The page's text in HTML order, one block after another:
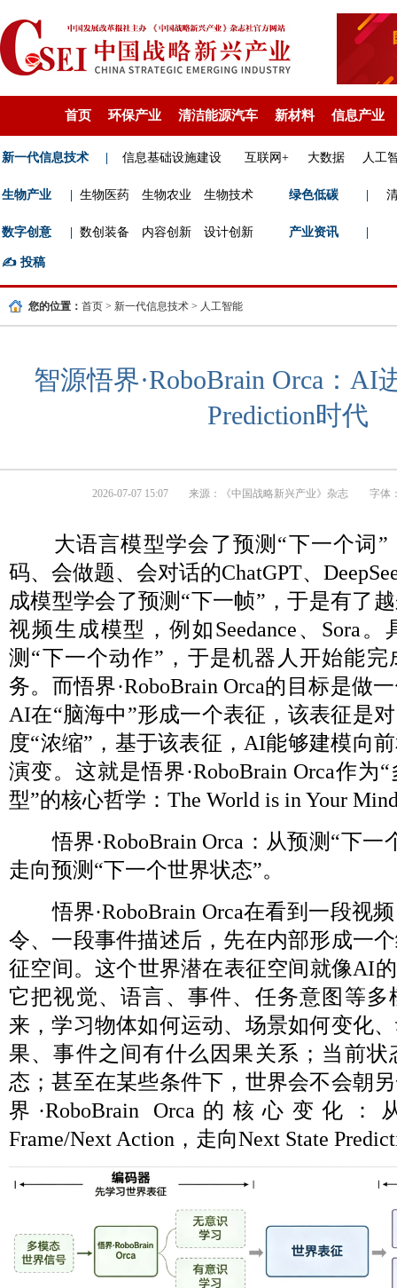
首页 环保产业 清洁能源汽车 新材料 信息产业
新一代信息技术 信息基础设施建设 互联网+ 大数据 人工
生物产业 生物医药 生物农业 生物技术 绿色低碳
数字创意 数创装备 内容创新 设计创新 产业资讯
✍️ 投稿
您的位置： 首页 > 新一代信息技术 > 人工智能
智源悟界·RoboBrain Orca：AI
Prediction时代
2026-07-07 15:07 来源： 《中国战略新兴产业》杂志 字体
大语言模型学会了预测“下一个词
码、会做题、会对话的ChatGPT、
成模型学会了预测“下一帧”，于是有了
视频生成模型，例如Seedance、Sora
测“下一个动作”，于是机器人开始能
务。而悟界·RoboBrain Orca的目标是做
AI在“脑海中”形成一个表征，该表征是
度“浓缩”，基于该表征，AI能够建模向
演变。这就是悟界·RoboBrain Orca作为
型”的核心哲学：The World is in Your
悟界·RoboBrain Orca：从预测“下
走向预测“下一个世界状态”。
悟界·RoboBrain Orca在看到一段视
令、一段事件描述后，先在内部形成一
征空间。这个世界潜在表征空间就像AI
它把视觉、语言、事件、任务意图等
来，学习物体如何运动、场景如何变化
果、事件之间有什么因果关系；当前状
态；甚至在某些条件下，世界会不会朝
界·RoboBrain Orca的核心变化：从
Frame/Next Action，走向Next State